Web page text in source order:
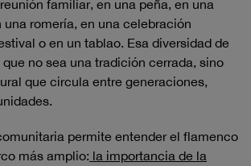
familiar, en una peña, en una
una romería, en una celebración
o en un tablao. Esa diversidad de
no sea una tradición cerrada, sino
que circula entre generaciones,
permite entender el flamenco
más amplio: la importancia de la